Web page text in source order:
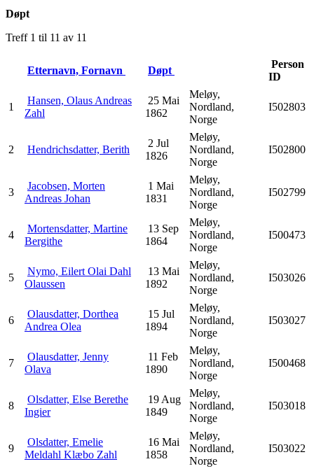
Døpt
Treff 1 til 11 av 11
Etternavn, Fornavn Døpt
Person
ID
1
Hansen, Olaus Andreas
Zahl
25 Mai
1862
Meløy,
Nordland,
Norge
I502803
2 Hendrichsdatter, Berith
2 Jul
1826
Meløy,
Nordland,
Norge
I502800
3
Jacobsen, Morten
Andreas Johan
1 Mai
1831
Meløy,
Nordland,
Norge
I502799
4
Mortensdatter, Martine
Bergithe
13 Sep
1864
Meløy,
Nordland,
Norge
I500473
5
Nymo, Eilert Olai Dahl
Olaussen
13 Mai
1892
Meløy,
Nordland,
Norge
I503026
6
Olausdatter, Dorthea
Andrea Olea
15 Jul
1894
Meløy,
Nordland,
Norge
I503027
7
Olausdatter, Jenny
Olava
11 Feb
1890
Meløy,
Nordland,
Norge
I500468
8
Olsdatter, Else Berethe
Ingier
19 Aug
1849
Meløy,
Nordland,
Norge
I503018
9
Olsdatter, Emelie
Meldahl Klæbo Zahl
16 Mai
1858
Meløy,
Nordland,
Norge
I503022